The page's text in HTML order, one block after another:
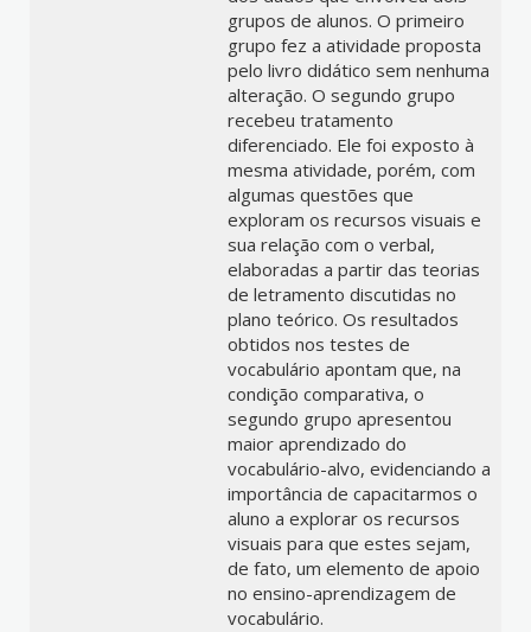
grupos de alunos. O primeiro
grupo fez a atividade proposta
pelo livro didático sem nenhuma
alteração. O segundo grupo
recebeu tratamento
diferenciado. Ele foi exposto à
mesma atividade, porém, com
algumas questões que
exploram os recursos visuais e
sua relação com o verbal,
elaboradas a partir das teorias
de letramento discutidas no
plano teórico. Os resultados
obtidos nos testes de
vocabulário apontam que, na
condição comparativa, o
segundo grupo apresentou
maior aprendizado do
vocabulário-alvo, evidenciando a
importância de capacitarmos o
aluno a explorar os recursos
visuais para que estes sejam,
de fato, um elemento de apoio
no ensino-aprendizagem de
vocabulário.